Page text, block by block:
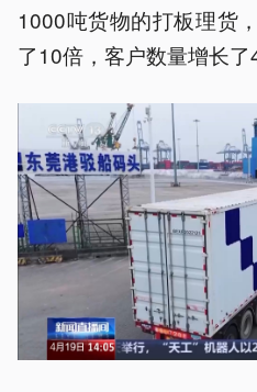
1000吨货物的打板理货
了10倍，客户数量增长了4